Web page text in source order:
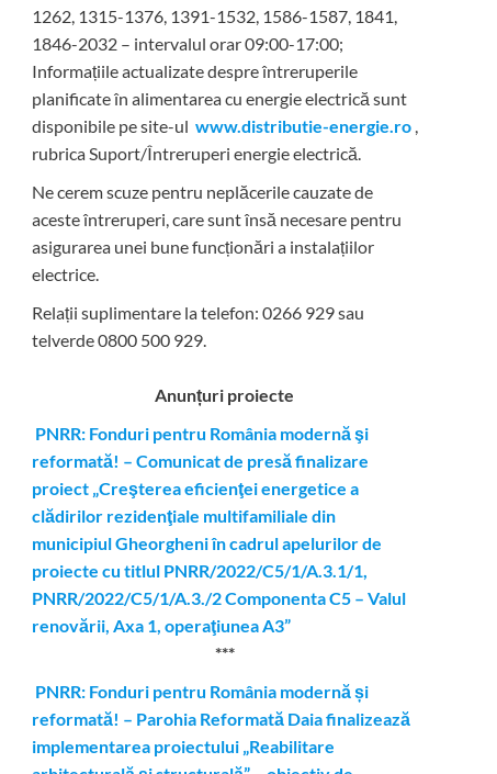
1262, 1315-1376, 1391-1532, 1586-1587, 1841,
1846-2032 – intervalul orar 09:00-17:00;
Informațiile actualizate despre întreruperile
planificate în alimentarea cu energie electrică sunt
disponibile pe site-ul www.distributie-energie.ro ,
rubrica Suport/Întreruperi energie electrică.
Ne cerem scuze pentru neplăcerile cauzate de
aceste întreruperi, care sunt însă necesare pentru
asigurarea unei bune funcționări a instalațiilor
electrice.
Relații suplimentare la telefon: 0266 929 sau
telverde 0800 500 929.
Anunțuri proiecte
PNRR: Fonduri pentru România modernă şi
reformată! – Comunicat de presă finalizare
proiect „Creşterea eficienţei energetice a
clădirilor rezidenţiale multifamiliale din
municipiul Gheorgheni în cadrul apelurilor de
proiecte cu titlul PNRR/2022/C5/1/A.3.1/1,
PNRR/2022/C5/1/A.3./2 Componenta C5 – Valul
renovării, Axa 1, operaţiunea A3”
***
PNRR: Fonduri pentru România modernă și
reformată! – Parohia Reformată Daia finalizează
implementarea proiectului „Reabilitare